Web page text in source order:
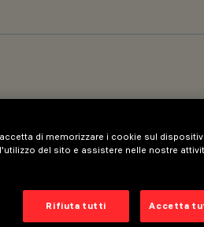
di memorizzare i cookie sul
del sito e assistere nelle nostre
Rifiuta tutti Accetta